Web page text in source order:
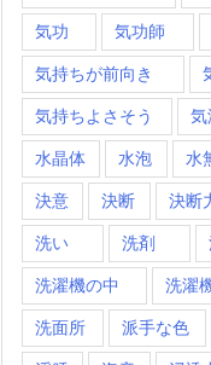
気功 気功師
気持ちが前向き
気持ちよさそう 気
水晶体 水泡 水
決意 決断 決断
洗い 洗剤
洗濯機の中 洗濯
洗面所 派手な色